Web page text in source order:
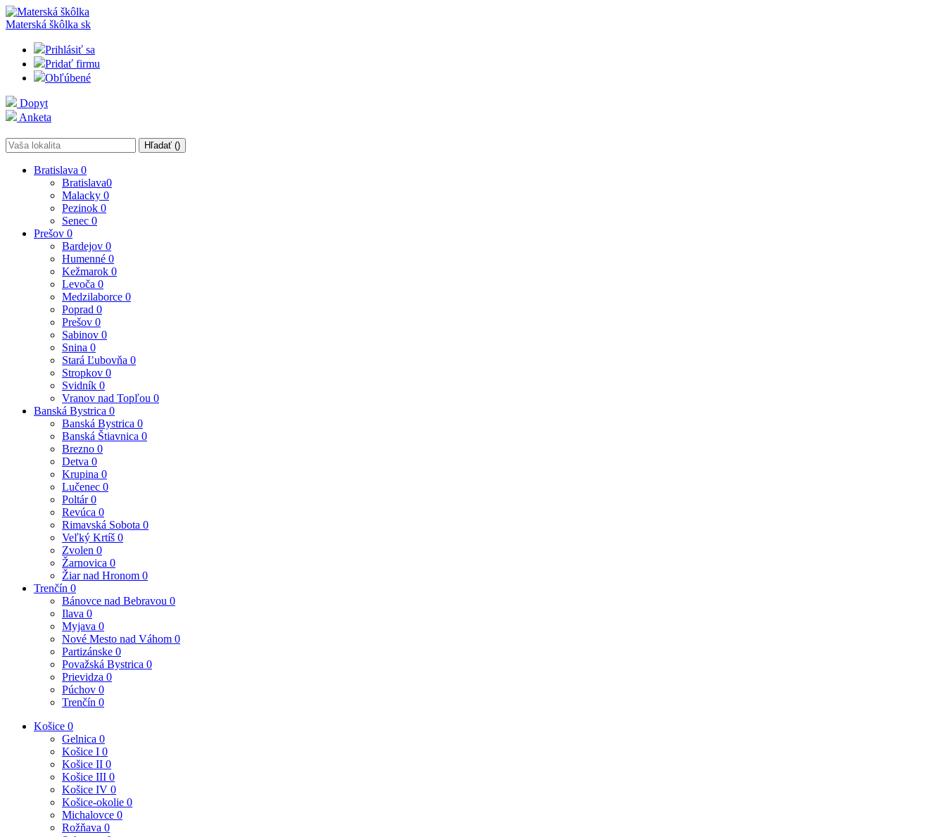
Materská škôlka sk
Prihlásiť sa
Pridať firmu
Obľúbené
Dopyt
Anketa
Hľadať ()
Bratislava 0
Bratislava0
Malacky 0
Pezinok 0
Senec 0
Prešov 0
Bardejov 0
Humenné 0
Kežmarok 0
Levoča 0
Medzilaborce 0
Poprad 0
Prešov 0
Sabinov 0
Snina 0
Stará Ľubovňa 0
Stropkov 0
Svidník 0
Vranov nad Topľou 0
Banská Bystrica 0
Banská Bystrica 0
Banská Štiavnica 0
Brezno 0
Detva 0
Krupina 0
Lučenec 0
Poltár0
Revúca 0
Rimavská Sobota 0
Veľký Krtíš 0
Zvolen 0
Žarnovica 0
Žiar nad Hronom 0
Trenčín 0
Bánovce nad Bebravou 0
Ilava 0
Myjava 0
Nové Mesto nad Váhom 0
Partizánske 0
Považská Bystrica 0
Prievidza 0
Púchov 0
Trenčín 0
Košice 0
Gelnica 0
Košice I 0
Košice II 0
Košice III 0
Košice IV 0
Košice-okolie 0
Michalovce 0
Rožňava 0